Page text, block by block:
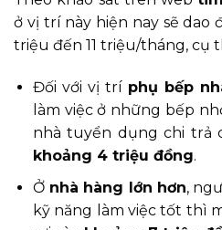
ở vị trí này hiện nay sẽ
triệu đến 11 triệu/tháng, cụ
Đối với vị trí phụ bếp
làm việc ở những bếp
nhà tuyển dụng chi trả
khoảng 4 triệu đồng.
Ởnhà hàng lớn hơn,
kỹ năng làm việc tốt thì